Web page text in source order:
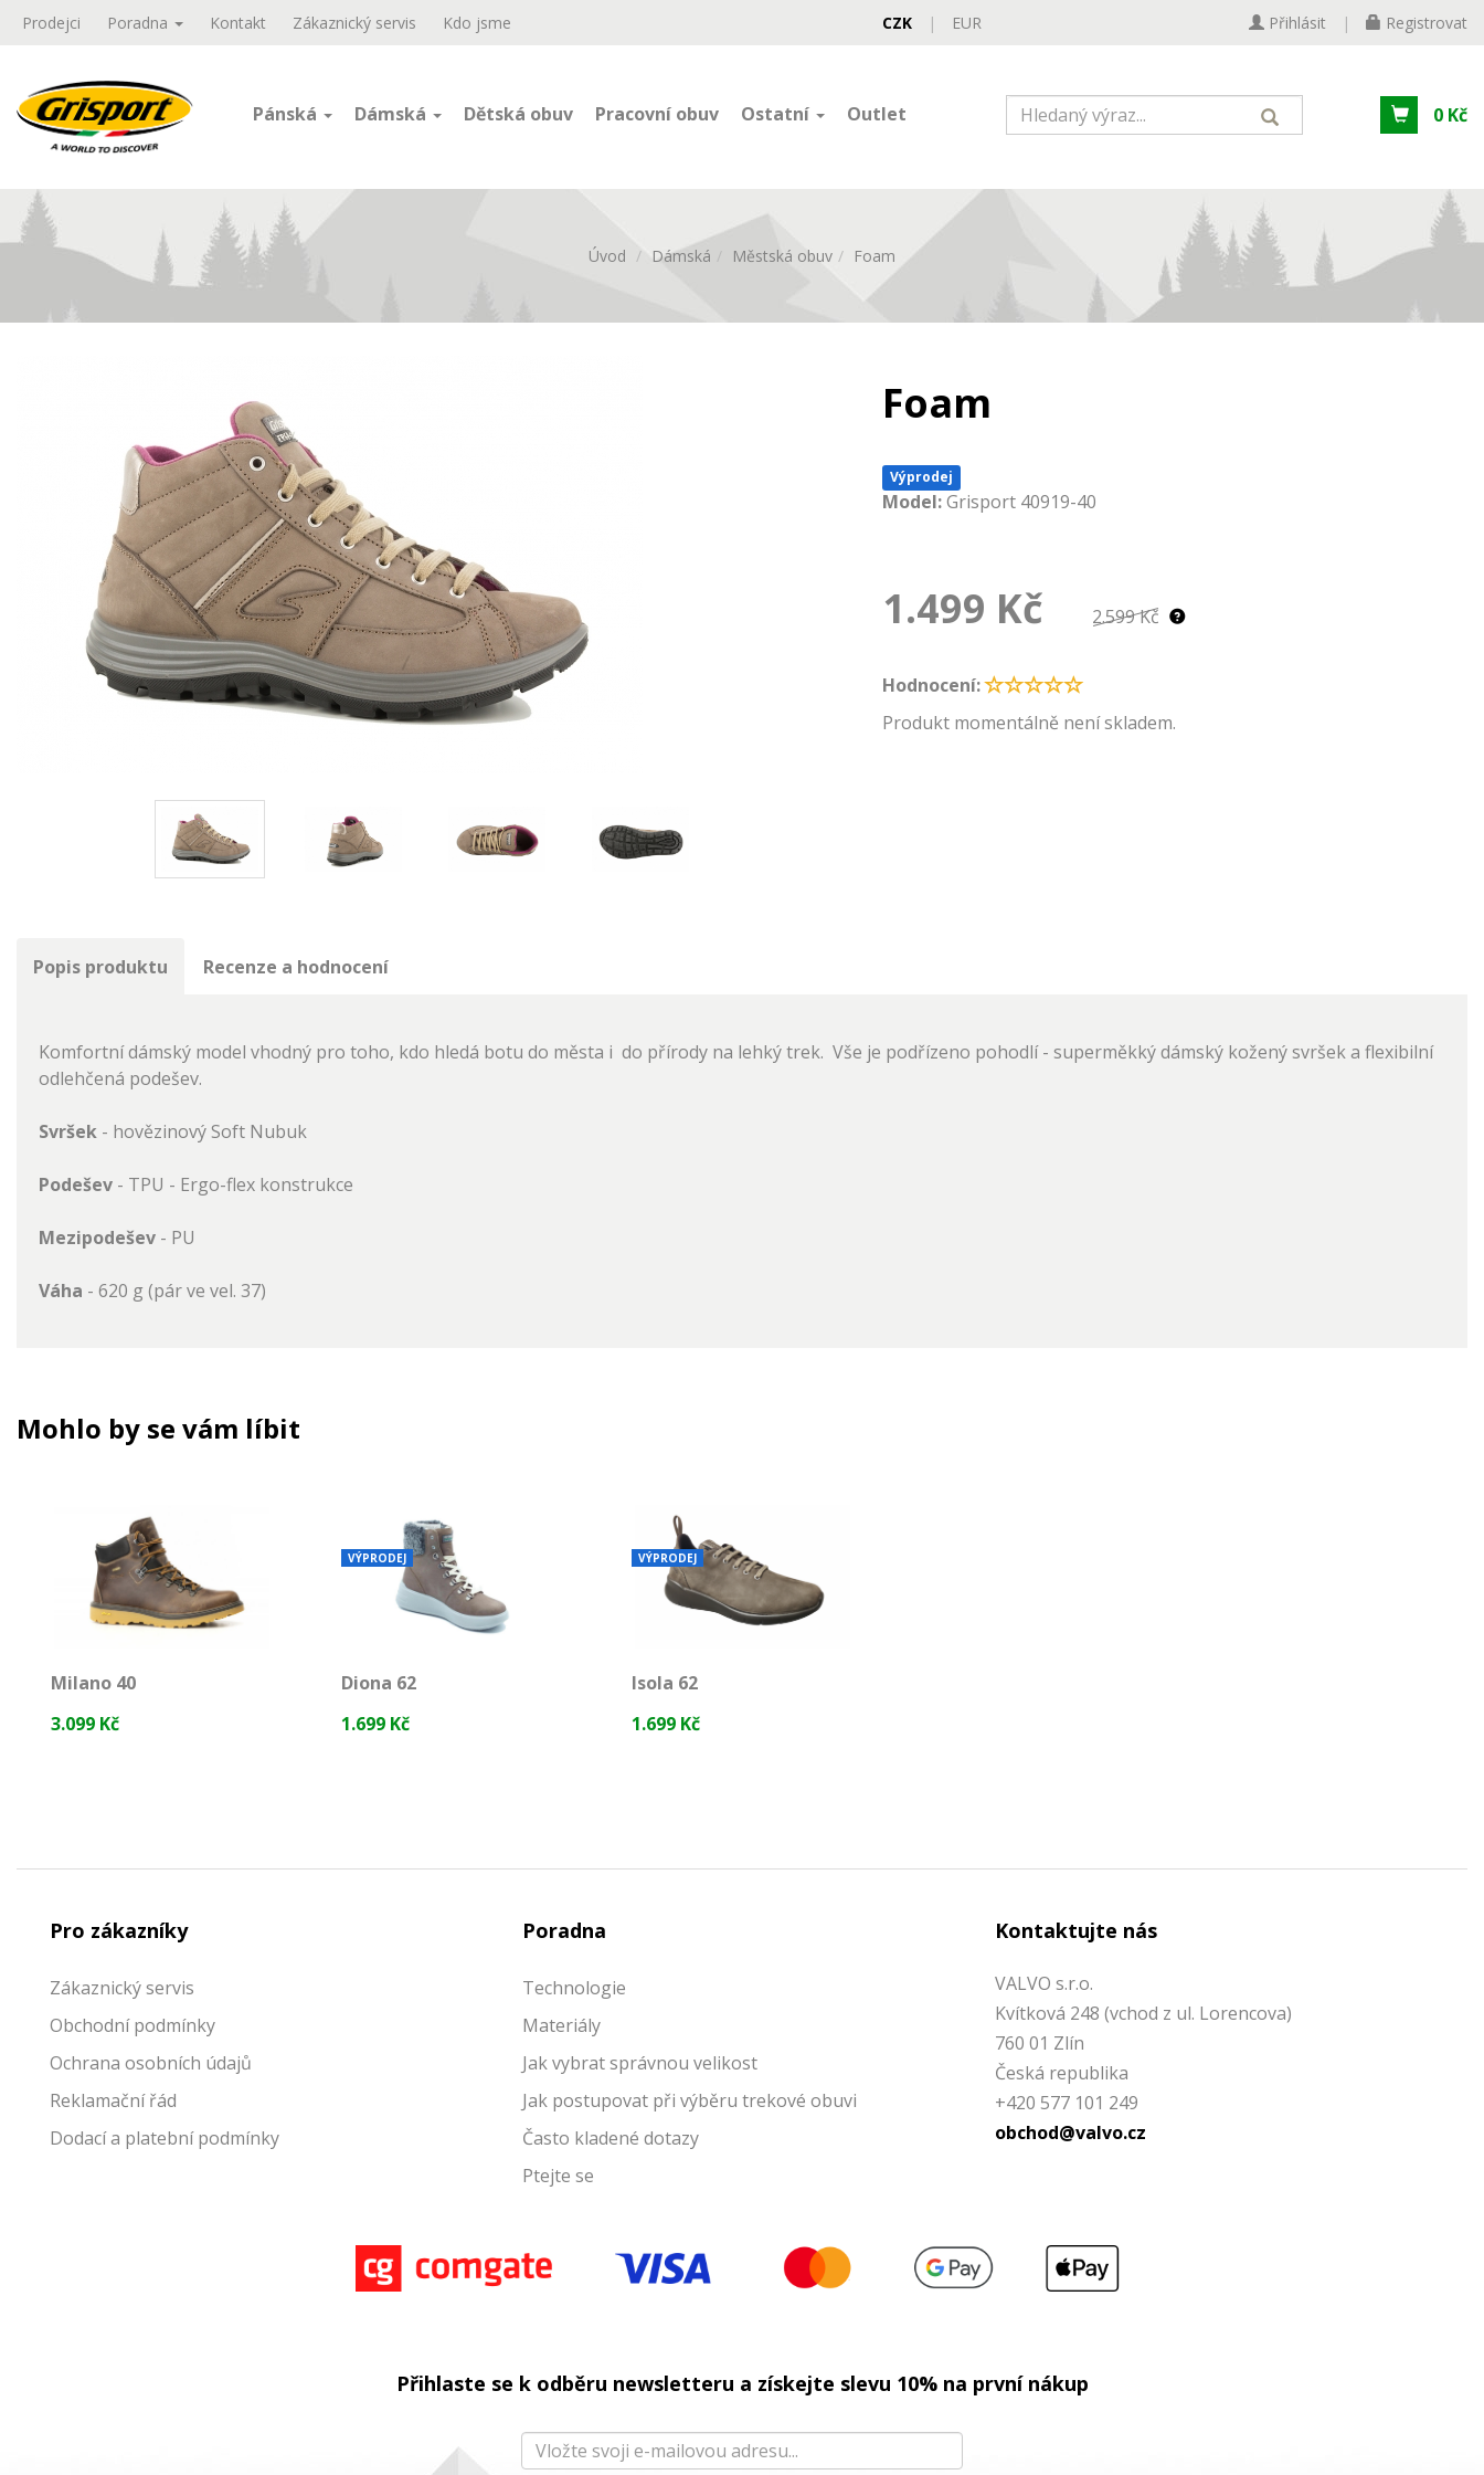
Prodejci Poradna Kontakt Zákaznický servis Kdo jsme CZK | EUR Přihlásit | Registrovat
0 Kč
Pánská Dámská Dětská obuv Pracovní obuv Ostatní Outlet
Úvod Dámská Městská obuv Foam
Foam
Výprodej
Model:Grisport 40919-40
1.499 Kč 2.599 Kč
Hodnocení:
Produkt momentálně není skladem.
Popis produktu Recenze a hodnocení
Komfortní dámský model vhodný pro toho, kdo hledá botu do města i do přírody na lehký trek. Vše je podřízeno pohodlí - superměkký dámský kožený svršek a flexibilní
odlehčená podešev.
Svršek - hovězinový Soft Nubuk
Podešev - TPU - Ergo-flex konstrukce
Mezipodešev - PU
Váha - 620 g (pár ve vel. 37)
Mohlo by se vám líbit
Milano 40
3.099 Kč
Diona 62
1.699 Kč
VÝPRODEJ
Isola 62
1.699 Kč
VÝPRODEJ
Pro zákazníky
Zákaznický servis
Obchodní podmínky
Ochrana osobních údajů
Reklamační řád
Dodací a platební podmínky
Poradna
Technologie
Materiály
Jak vybrat správnou velikost
Jak postupovat při výběru trekové obuvi
Často kladené dotazy
Ptejte se
Kontaktujte nás
VALVO s.r.o.
Kvítková 248 (vchod z ul. Lorencova)
760 01 Zlín
Česká republika
+420 577 101 249
obchod@valvo.cz
Přihlaste se k odběru newsletteru a získejte slevu 10% na první nákup